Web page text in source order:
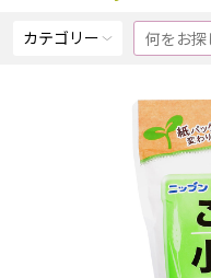
カテゴリー